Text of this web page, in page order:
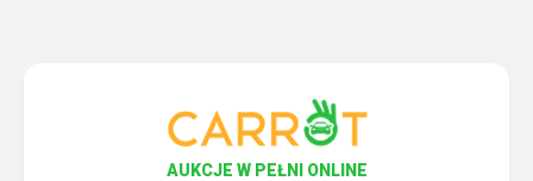
AUKCJE W PEŁNI ONLINE